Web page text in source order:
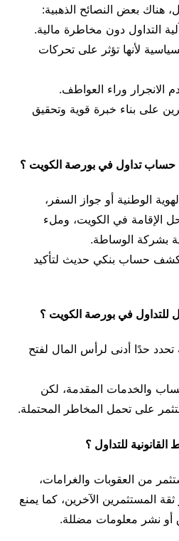
هناك بعض النصائح الذهبية:
التداول دون مخاطرة مالية.
لأنها تؤثر على تحركات
الانجرار وراء العواطف.
على بناء خبرة قوية وتحقيق
حساب تداول في بورصة الكويت ؟
الوطنية أو جواز السفر،
الإقامة في الكويت، وملء
بشركة الوساطة.
حساب بنكي حديث لتأكيد
للتداول في بورصة الكويت ؟
حدًا أدنى لرأس المال لفتح
والخدمات المقدمة، لكن
على تحمل المخاطر المحتملة.
للتداول ؟
من العقوبات والغرامات،
المستثمرين الآخرين، كما يمنع
أو نشر معلومات مضللة.